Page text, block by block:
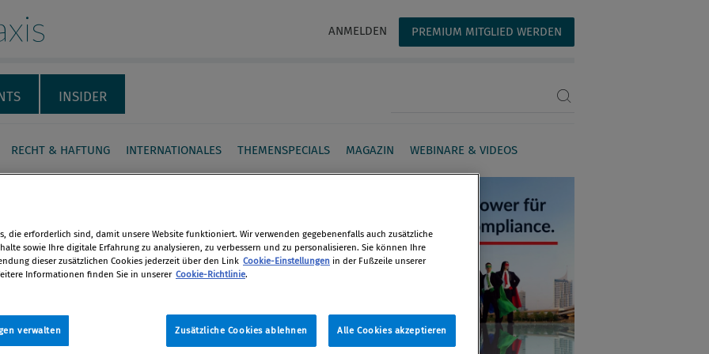
ANMELDEN PREMIUM MITGLIED WERDEN
INSIDER
RECHT & HAFTUNG INTERNATIONALES THEMENSPECIALS MAGAZIN WEBINARE & VIDEOS
verliert
ein bestimmtes Produkt
Ein deswegen belangtes
die erforderlich sind, damit unsere Website funktioniert. Wir verwenden gegebenenfalls auch zusätzliche
sowie Ihre digitale Erfahrung zu analysieren, zu verbessern und zu personalisieren. Sie können Ihre
dieser zusätzlichen Cookies jederzeit über den Link Cookie-Einstellungen in der Fußzeile unserer
Informationen finden Sie in unserer Cookie-Richtlinie.
Zusätzliche Cookies ablehnen Alle Cookies akzeptieren
verwalten